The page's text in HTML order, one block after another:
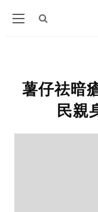
薯仔祛暗
民親